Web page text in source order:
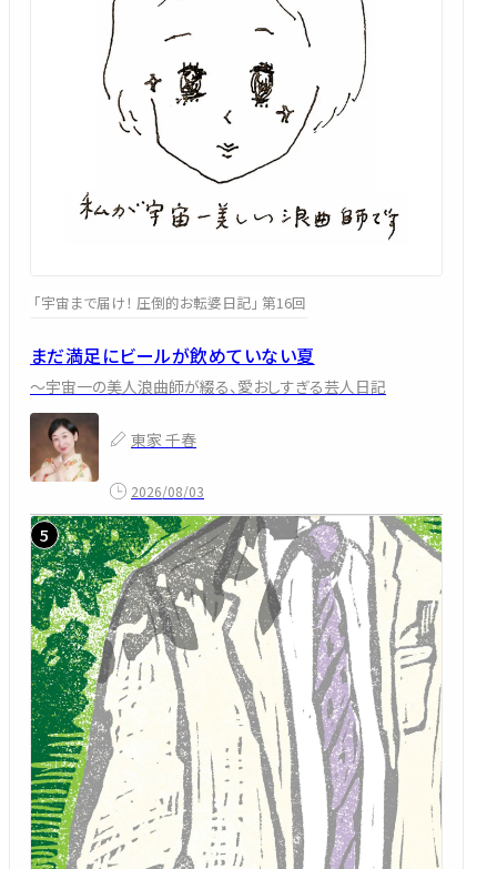
「宇宙まで届け！ 圧倒的お転婆日記」 第16回
まだ満足にビールが飲めていない夏
～宇宙一の美人浪曲師が綴る、愛おしすぎる芸人日記
東家 千春
2026/08/03